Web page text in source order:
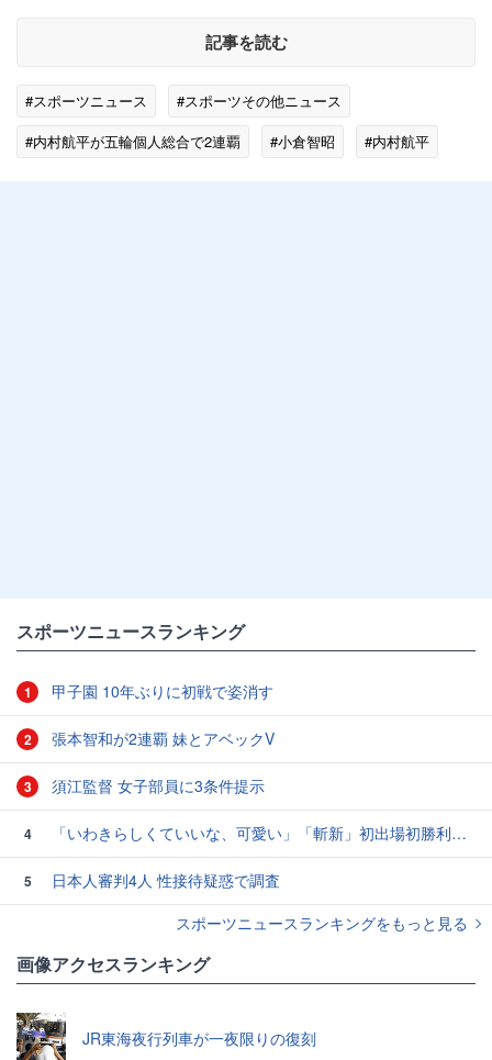
記事を読む
#スポーツニュース
#スポーツその他ニュース
#内村航平が五輪個人総合で2連覇
#小倉智昭
#内村航平
スポーツニュースランキング
1 甲子園 10年ぶりに初戦で姿消す
2 張本智和が2連覇 妹とアベックV
3 須江監督 女子部員に3条件提示
4 「いわきらしくていいな、可愛い」「斬新」初出場初勝利の東日本国際大昌平、アルプス彩ったフラダンス部の応援に反響 部員は感無量「夢を見ているよう」
5
日本人審判4人 性接待疑惑で調査
スポーツニュースランキングをもっと見る
画像アクセスランキング
JR東海夜行列車が一夜限りの復刻